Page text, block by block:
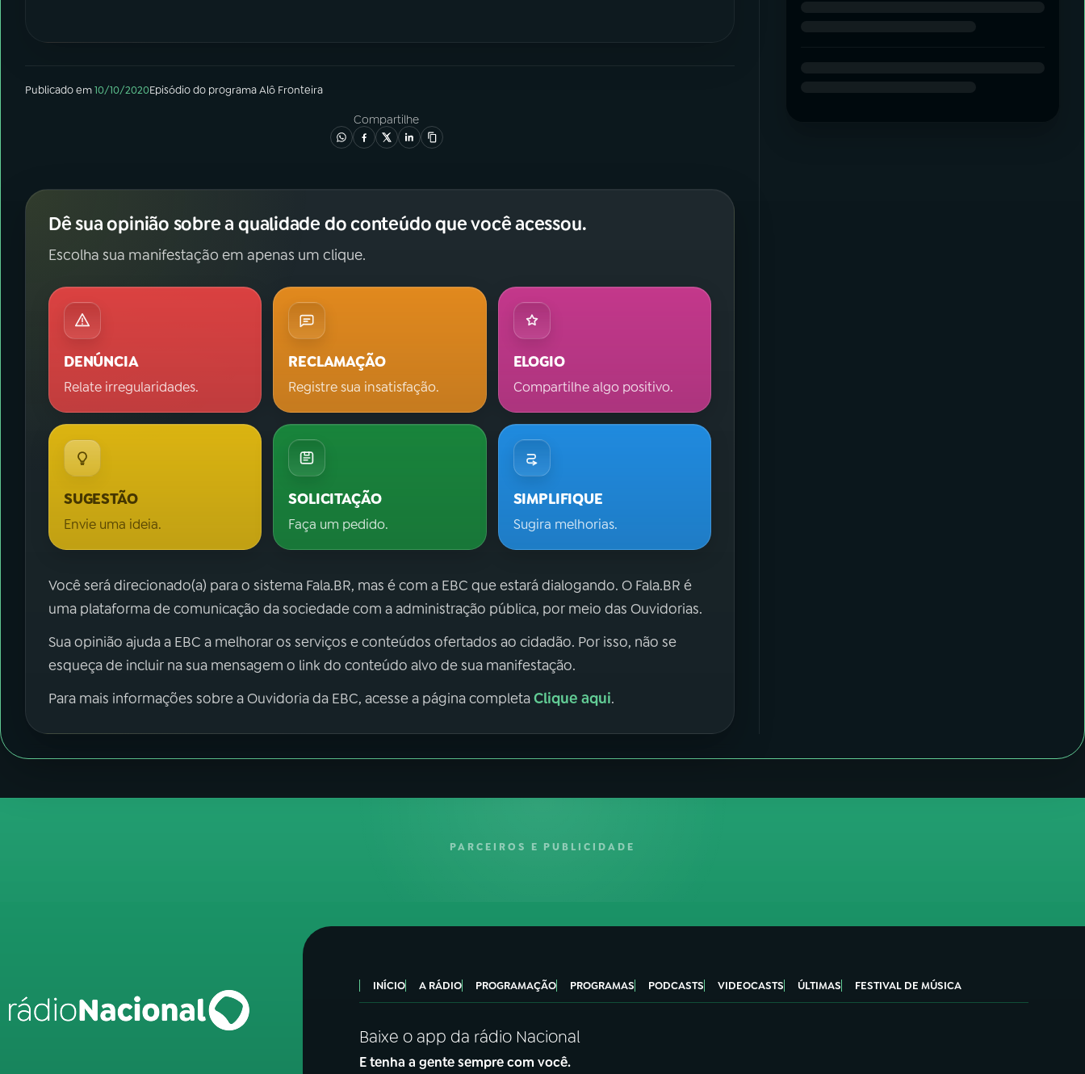
Publicado em10/10/2020Episódiodo programaAlô Fronteira
Compartilhe
Dê sua opinião sobre a qualidade do conteúdo que você acessou.
Escolha sua manifestação em apenas um clique.
DENÚNCIA
Relate irregularidades.
RECLAMAÇÃO
Registre sua insatisfação.
ELOGIO
Compartilhe algo positivo.
SUGESTÃO
Envie uma ideia.
SOLICITAÇÃO
Faça um pedido.
SIMPLIFIQUE
Sugira melhorias.
Você será direcionado(a) para o sistema Fala.BR, mas é com a EBC que estará dialogando. O Fala.BR é
uma plataforma de comunicação da sociedade com a administração pública, por meio das Ouvidorias.
Sua opinião ajuda a EBC a melhorar os serviços e conteúdos ofertados ao cidadão. Por isso, não se
esqueça de incluir na sua mensagem o link do conteúdo alvo de sua manifestação.
Para mais informações sobre a Ouvidoria da EBC, acesse a página completaClique aqui.
PARCEIROS E PUBLICIDADE
INÍCIO A RÁDIO PROGRAMAÇÃO PROGRAMAS PODCASTS VIDEOCASTS ÚLTIMAS FESTIVAL DE MÚSICA
Baixe o app da rádio Nacional
E tenha a gente sempre com você.